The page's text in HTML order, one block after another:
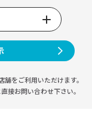
をご利用いただけます。
接お問い合わせ下さい。